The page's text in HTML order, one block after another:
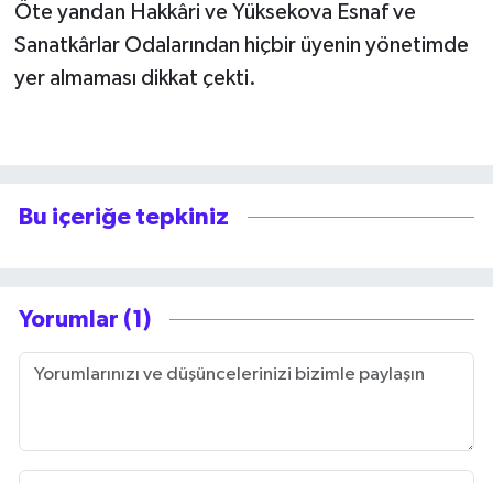
Öte yandan Hakkâri ve Yüksekova Esnaf ve
Sanatkârlar Odalarından hiçbir üyenin yönetimde
yer almaması dikkat çekti.
Bu içeriğe tepkiniz
Yorumlar (1)